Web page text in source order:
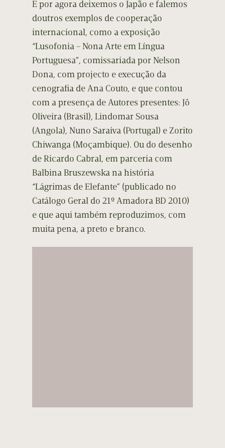
E por agora deixemos o Japão e falemos
doutros exemplos de cooperação
internacional, como a exposição
“Lusofonia – Nona Arte em Língua
Portuguesa”, comissariada por Nelson
Dona, com projecto e execução da
cenografia de Ana Couto, e que contou
com a presença de Autores presentes: Jô
Oliveira (Brasil), Lindomar Sousa
(Angola), Nuno Saraiva (Portugal) e Zorito
Chiwanga (Moçambique). Ou do desenho
de Ricardo Cabral, em parceria com
Balbina Bruszewska na história
“Lágrimas de Elefante” (publicado no
Catálogo Geral do 21º Amadora BD 2010)
e que aqui também reproduzimos, com
muita pena, a preto e branco.